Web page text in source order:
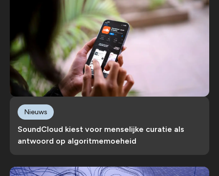
SoundCloud kiest voor menselijke curatie als
antwoord op algoritmemoeheid
Nieuws